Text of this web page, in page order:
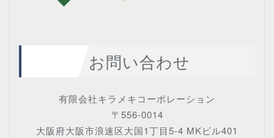
お問い合わせ
有限会社キラメキコーポレーション
〒556-0014
大阪府大阪市浪速区大国1丁目5-4 MKビル401